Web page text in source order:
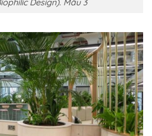
Design). Mẫu 3